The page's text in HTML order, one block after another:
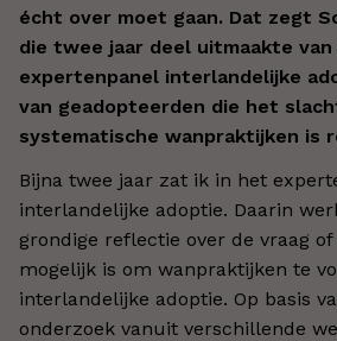
écht over moet gaan. Dat zegt
die twee jaar deel uitmaakte
expertenpanel interlandelijke
van geadopteerden die het
systematische wanpraktijken is
Bijna twee jaar zat ik in het
interlandelijke adoptie. Daarin
grondige reflectie over de vraag
mogelijk is om wanpraktijken te
interlandelijke adoptie. Op basis
onderzoek vanuit verschillende